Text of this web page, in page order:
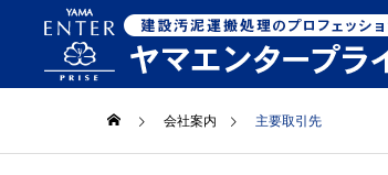
会社案内 主要取引先